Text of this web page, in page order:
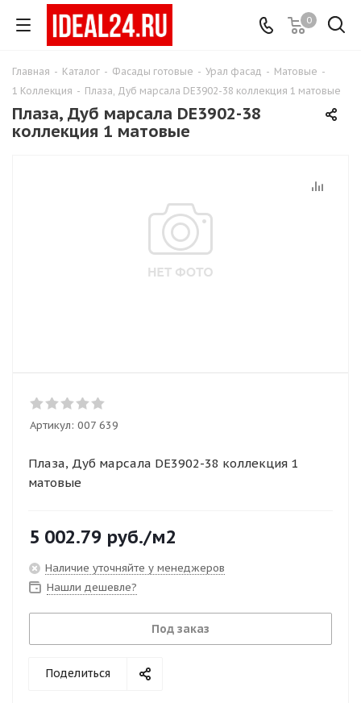
0
Главная - Каталог - Фасады готовые - Урал фасад - Матовые -
1 Коллекция - Плаза, Дуб марсала DE3902-38 коллекция 1 матовые
Плаза, Дуб марсала DE3902-38
коллекция 1 матовые
Артикул: 007 639
Плаза, Дуб марсала DE3902-38 коллекция 1
матовые
5 002.79 руб./м2
Наличие уточняйте у менеджеров
Нашли дешевле?
Под заказ
Поделиться